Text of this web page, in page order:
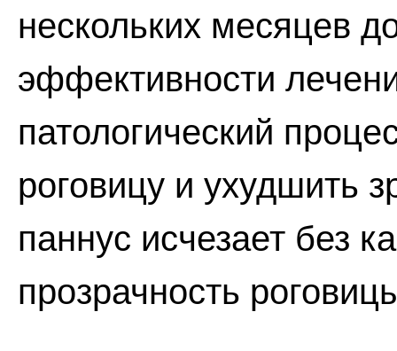
нескольких месяцев
эффективности
патологический
роговицу и ухудшить
паннус исчезает без
прозрачность